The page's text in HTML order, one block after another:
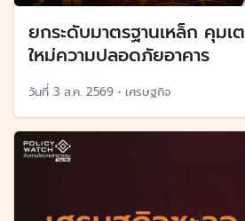
ยกระดับมาตรฐานเหล็ก คุมเ
ใหม่ความปลอดภัยอาคาร
วันที่ 3 ส.ค. 2569 • เศรษฐกิจ